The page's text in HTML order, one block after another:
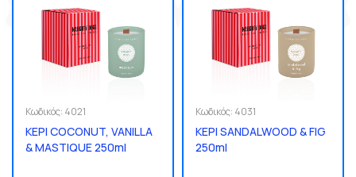
Κωδικός: 4021
ΚΕΡΙ COCONUT, VANILLA
& MASTIQUE 250ml
Κωδικός: 4031
ΚΕΡΙ SANDALWOOD & FIG
250ml